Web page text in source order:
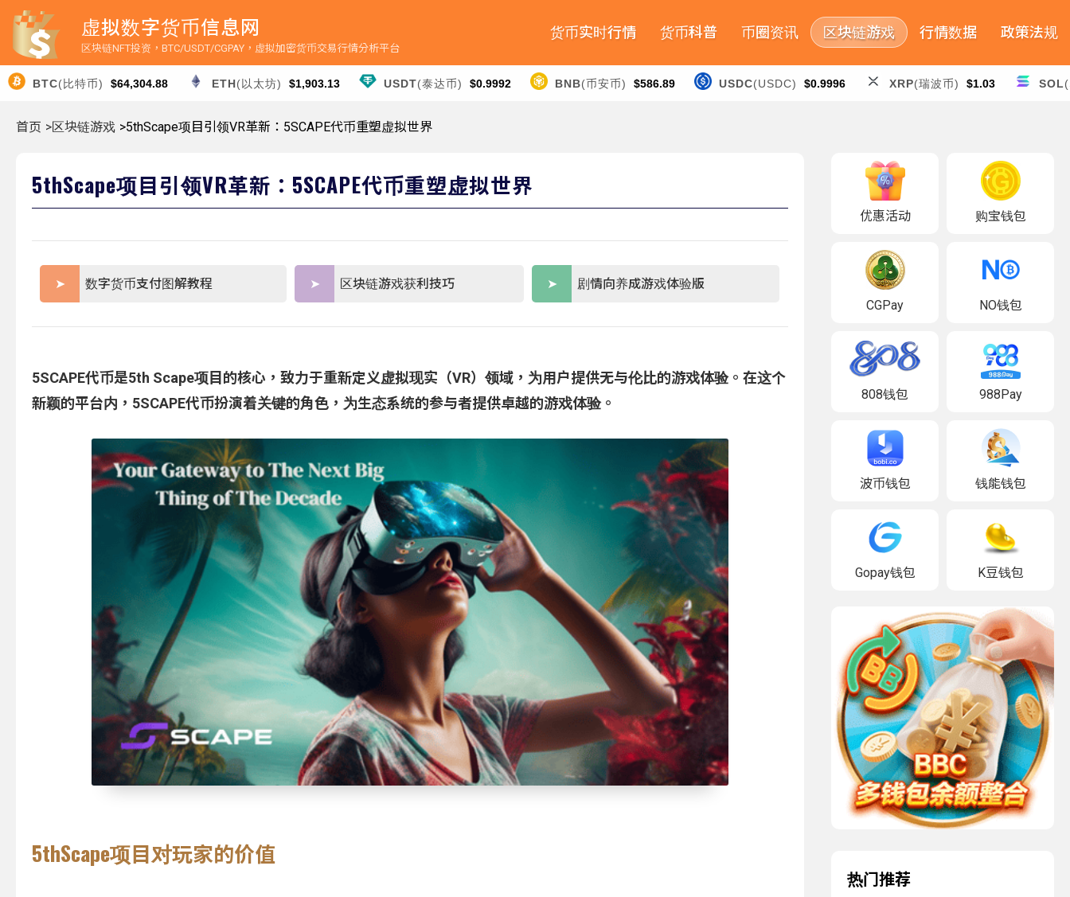
虚拟数字货币信息网
区块链NFT投资，BTC/USDT/CGPAY，虚拟加密货币交易行情分析平台
货币实时行情 货币科普 币圈资讯 区块链游戏 行情数据 政策法规
BTC(比特币) $64,304.88 ETH(以太坊) $1,903.13 USDT(泰达币) $0.9992 BNB(币安币) $586.89 USDC(USDC) $0.9996 XRP(瑞波币) $1.03 SOL
首页 >区块链游戏 >5thScape项目引领VR革新：5SCAPE代币重塑虚拟世界
5thScape项目引领VR革新：5SCAPE代币重塑虚拟世界
数字货币支付图解教程 区块链游戏获利技巧 剧情向养成游戏体验版
5SCAPE代币是5th Scape项目的核心，致力于重新定义虚拟现实（VR）领域，为用户提供无与伦比的游戏体验。在这个
新颖的平台内，5SCAPE代币扮演着关键的角色，为生态系统的参与者提供卓越的游戏体验。
5thScape项目对玩家的价值
优惠活动 购宝钱包
CGPay NO钱包
808钱包 988Pay
波币钱包 钱能钱包
Gopay钱包 K豆钱包
热门推荐